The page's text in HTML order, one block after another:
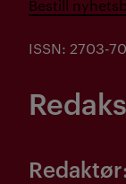
Bestill
ISSN: 2703-